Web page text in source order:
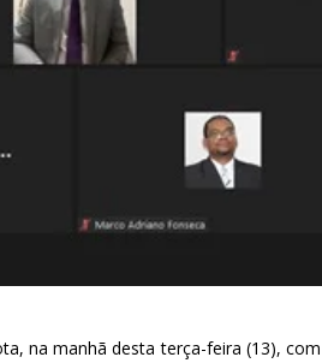
na manhã desta terça-feira (13),